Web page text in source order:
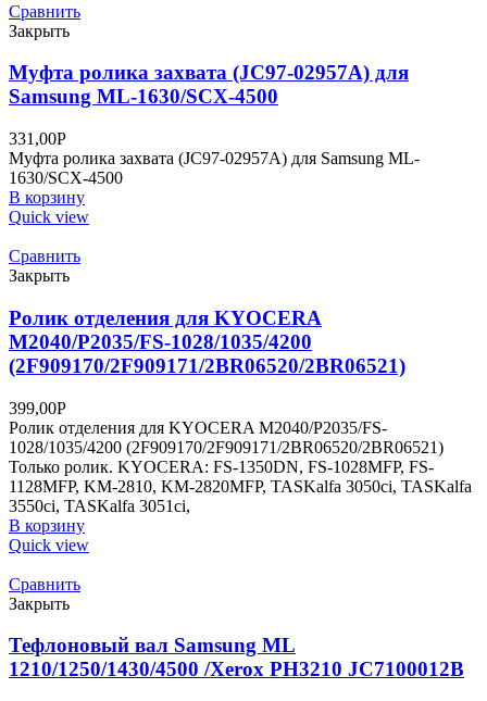
Сравнить
Закрыть
Муфта ролика захвата (JC97-02957A) для
Samsung ML-1630/SCX-4500
331,00Р
Муфта ролика захвата (JC97-02957A) для Samsung ML-
1630/SCX-4500
В корзину
Quick view
Сравнить
Закрыть
Ролик отделения для KYOCERA
M2040/P2035/FS-1028/1035/4200
(2F909170/2F909171/2BR06520/2BR06521)
399,00Р
Ролик отделения для KYOCERA M2040/P2035/FS-
1028/1035/4200 (2F909170/2F909171/2BR06520/2BR06521)
Только ролик. KYOCERA: FS-1350DN, FS-1028MFP, FS-
1128MFP, KM-2810, KM-2820MFP, TASKalfa 3050ci, TASKalfa
3550ci, TASKalfa 3051ci,
В корзину
Quick view
Сравнить
Закрыть
Тефлоновый вал Samsung ML
1210/1250/1430/4500 /Xerox PH3210 JC7100012B